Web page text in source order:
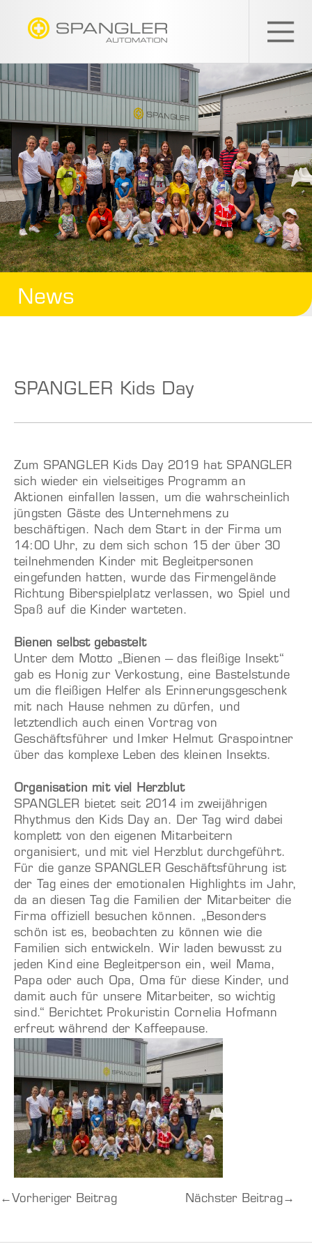
News
SPANGLER Kids Day
Zum SPANGLER Kids Day 2019 hat SPANGLER
sich wieder ein vielseitiges Programm an
Aktionen einfallen lassen, um die wahrscheinlich
jüngsten Gäste des Unternehmens zu
beschäftigen. Nach dem Start in der Firma um
14:00 Uhr, zu dem sich schon 15 der über 30
teilnehmenden Kinder mit Begleitpersonen
eingefunden hatten, wurde das Firmengelände
Richtung Biberspielplatz verlassen, wo Spiel und
Spaß auf die Kinder warteten.
Bienen selbst gebastelt
Unter dem Motto „Bienen – das fleißige Insekt“
gab es Honig zur Verkostung, eine Bastelstunde
um die fleißigen Helfer als Erinnerungsgeschenk
mit nach Hause nehmen zu dürfen, und
letztendlich auch einen Vortrag von
Geschäftsführer und Imker Helmut Graspointner
über das komplexe Leben des kleinen Insekts.
Organisation mit viel Herzblut
SPANGLER bietet seit 2014 im zweijährigen
Rhythmus den Kids Day an. Der Tag wird dabei
komplett von den eigenen Mitarbeitern
organisiert, und mit viel Herzblut durchgeführt.
Für die ganze SPANGLER Geschäftsführung ist
der Tag eines der emotionalen Highlights im Jahr,
da an diesen Tag die Familien der Mitarbeiter die
Firma offiziell besuchen können. „Besonders
schön ist es, beobachten zu können wie die
Familien sich entwickeln. Wir laden bewusst zu
jeden Kind eine Begleitperson ein, weil Mama,
Papa oder auch Opa, Oma für diese Kinder, und
damit auch für unsere Mitarbeiter, so wichtig
sind.“ Berichtet Prokuristin Cornelia Hofmann
erfreut während der Kaffeepause.
← Vorheriger Beitrag Nächster Beitrag→